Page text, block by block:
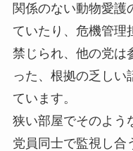
関係のない動物愛護
ていたり、危機管理
禁じられ、他の党は
った、根拠の乏しい
ています。
狭い部屋でそのよう
党員同士で監視し合